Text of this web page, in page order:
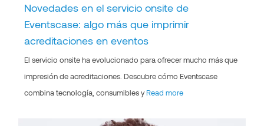
Novedades en el servicio onsite de
Eventscase: algo más que imprimir
acreditaciones en eventos
El servicio onsite ha evolucionado para ofrecer mucho más que
impresión de acreditaciones. Descubre cómo Eventscase
combina tecnología, consumibles yRead more